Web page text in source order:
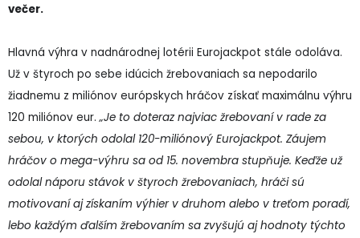
večer.
Hlavná výhra v nadnárodnej lotérii Eurojackpot stále odoláva.
Už v štyroch po sebe idúcich žrebovaniach sa nepodarilo
žiadnemu z miliónov európskych hráčov získať maximálnu výhru
120 miliónov eur.„Je to doteraz najviac žrebovaní v rade za
sebou, v ktorých odolal 120-miliónový Eurojackpot. Záujem
hráčov o mega-výhru sa od 15. novembra stupňuje. Keďže už
odolal náporu stávok v štyroch žrebovaniach, hráči sú
motivovaní aj získaním výhier v druhom alebo v treťom poradí,
lebo každým ďalším žrebovaním sa zvyšujú aj hodnoty týchto